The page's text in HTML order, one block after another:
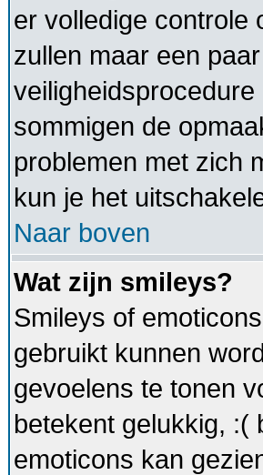
er volledige controle
zullen maar een
sommigen de
problemen met zich
kun je het
Naar boven
Wat zijn smileys?
Smileys of
gebruikt kunnen
gevoelens te tonen
betekent gelukkig, :(
emoticons kan